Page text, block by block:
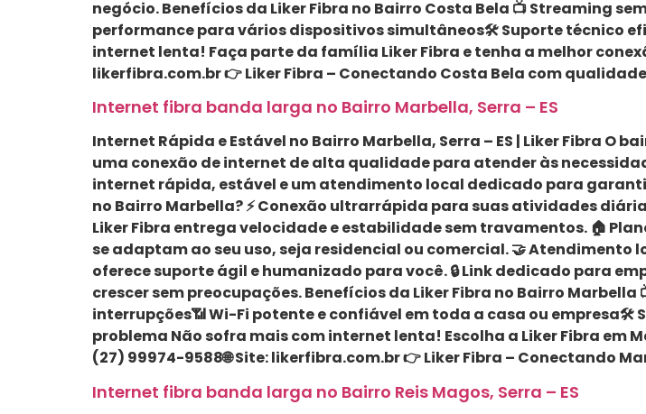
negócio. Benefícios da Liker Fibra no Bairro Costa Bela 📺 Streaming
performance para vários dispositivos simultâneos🛠 Suporte técnico
internet lenta! Faça parte da família Liker Fibra e tenha a melhor
likerfibra.com.br 👉 Liker Fibra – Conectando Costa Bela com
Internet fibra banda larga no Bairro Marbella, Serra – ES
Internet Rápida e Estável no Bairro Marbella, Serra – ES | Liker Fibra O
uma conexão de internet de alta qualidade para atender às
internet rápida, estável e um atendimento local dedicado para
no Bairro Marbella? ⚡ Conexão ultrarrápida para suas atividades
Liker Fibra entrega velocidade e estabilidade sem travamentos. 🏠
se adaptam ao seu uso, seja residencial ou comercial. 🤝 Atendimento
oferece suporte ágil e humanizado para você. 🔒 Link dedicado para
crescer sem preocupações. Benefícios da Liker Fibra no Bairro
interrupções📶 Wi-Fi potente e confiável em toda a casa ou
problema Não sofra mais com internet lenta! Escolha a Liker Fibra em
(27) 99974-9588🌐 Site: likerfibra.com.br 👉 Liker Fibra – Conectando
Internet fibra banda larga no Bairro Reis Magos, Serra – ES